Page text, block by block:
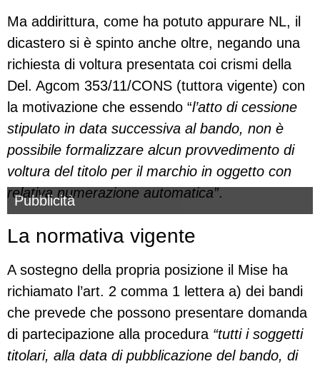
Ma addirittura, come ha potuto appurare NL, il
dicastero si è spinto anche oltre, negando una
richiesta di voltura presentata coi crismi della
Del. Agcom 353/11/CONS (tuttora vigente) con
la motivazione che essendo “l’atto di cessione
stipulato in data successiva al bando, non è
possibile formalizzare alcun provvedimento di
voltura del titolo per il marchio in oggetto con
relativa numerazione automatica”.
Pubblicità
La normativa vigente
A sostegno della propria posizione il Mise ha
richiamato l’art. 2 comma 1 lettera a) dei bandi
che prevede che possono presentare domanda
di partecipazione alla procedura “tutti i soggetti
titolari, alla data di pubblicazione del bando, di